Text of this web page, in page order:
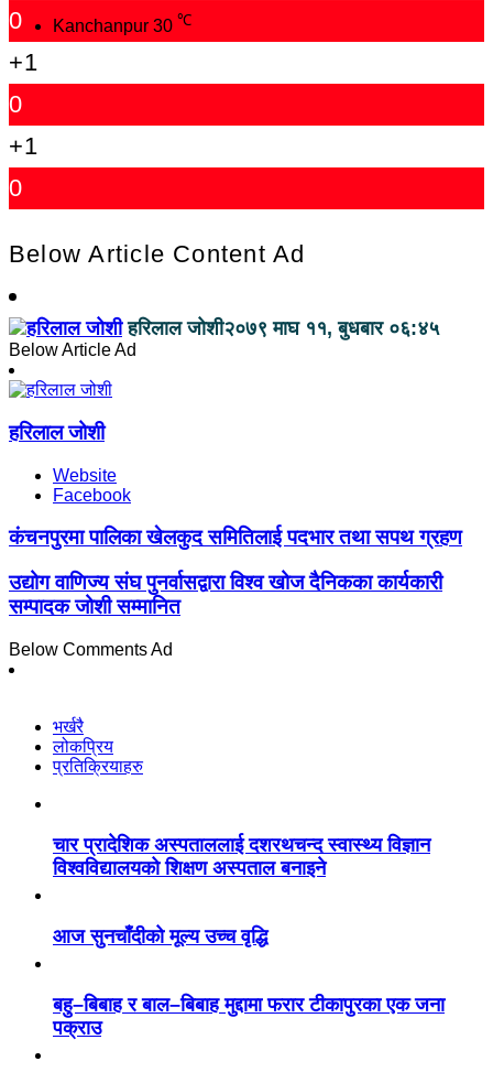
Kanchanpur 30 ℃
0
+1
0
+1
0
Below Article Content Ad
हरिलाल जोशी२०७९ माघ ११, बुधबार ०६:४५
Below Article Ad
हरिलाल जोशी
Website
Facebook
कंचनपुरमा पालिका खेलकुद समितिलाई पदभार तथा सपथ ग्रहण
उद्योग वाणिज्य संघ पुनर्वासद्वारा विश्व खोज दैनिकका कार्यकारी
सम्पादक जोशी सम्मानित
Below Comments Ad
भर्खरै
लोकप्रिय
प्रतिक्रियाहरु
चार प्रादेशिक अस्पताललाई दशरथचन्द स्वास्थ्य विज्ञान
विश्वविद्यालयको शिक्षण अस्पताल बनाइने
आज सुनचाँदीको मूल्य उच्च वृद्धि
बहु–बिबाह र बाल–बिबाह मुद्दामा फरार टीकापुरका एक जना
पक्राउ